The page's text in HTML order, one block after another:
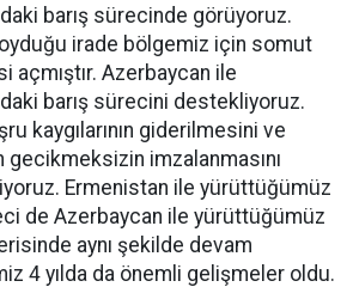
barış sürecinde görüyoruz.
irade bölgemiz için somut
açmıştır. Azerbaycan ile
barış sürecini destekliyoruz.
kaygılarının giderilmesini ve
gecikmeksizin imzalanmasını
Ermenistan ile yürüttüğümüz
de Azerbaycan ile yürüttüğümüz
aynı şekilde devam
4 yılda da önemli gelişmeler oldu.